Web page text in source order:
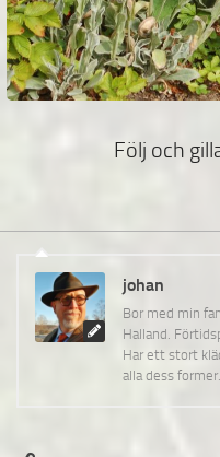
Följ och
johan
Bor med min
Halland.
Har ett stort
alla dess former.